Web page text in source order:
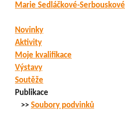
Marie Sedláčkové-Serbouskové
Novinky
Aktivity
Moje kvalifikace
Výstavy
Soutěže
Publikace
>> Soubory podvinků